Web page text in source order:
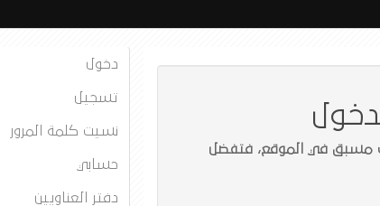
مسبق في الموقع، فتفضل
دخول
تسجيل
نسيت كلمة المرور
حسابي
دفتر العناويين